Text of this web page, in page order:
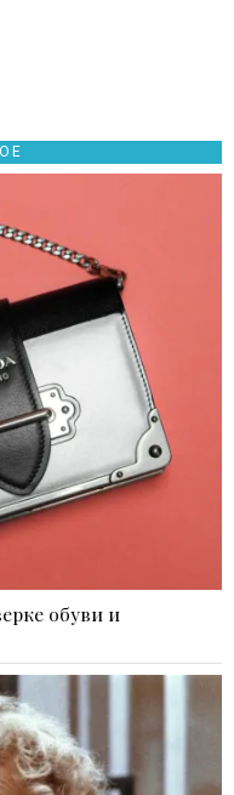
обуви и